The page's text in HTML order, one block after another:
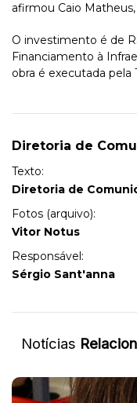
afirmou Caio
O investimento é de
Financiamento à
obra é executada pela
Diretoria de
Texto:
Diretoria de
Fotos (arquivo):
Vitor Notus
Responsável:
Sérgio Sant'anna
Notícias